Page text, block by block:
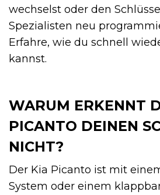
wechselst oder den
Spezialisten neu
Erfahre, wie du schnell
kannst.
WARUM ERKENNT
PICANTO DEINEN
NICHT?
Der Kia Picanto ist mit
System oder einem